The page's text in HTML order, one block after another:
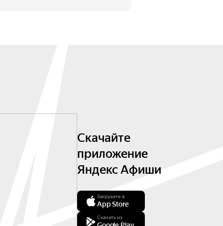
Скачайте
приложение
Яндекс Афиши
Загрузите в
App Store
Скачать из